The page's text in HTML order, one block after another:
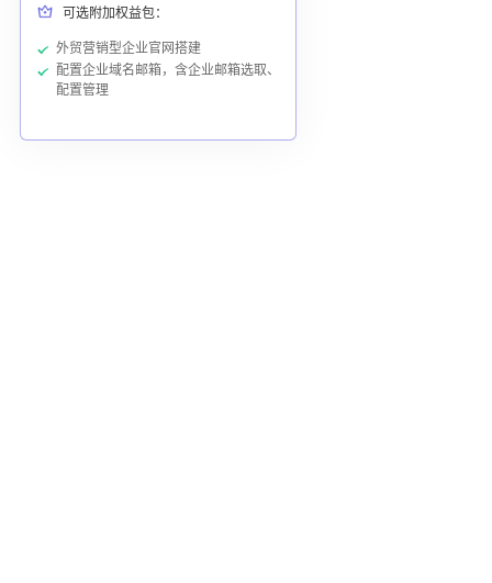
可选附加权益包：
外贸营销型企业官网搭建
配置企业域名邮箱，含企业邮箱选取、
配置管理